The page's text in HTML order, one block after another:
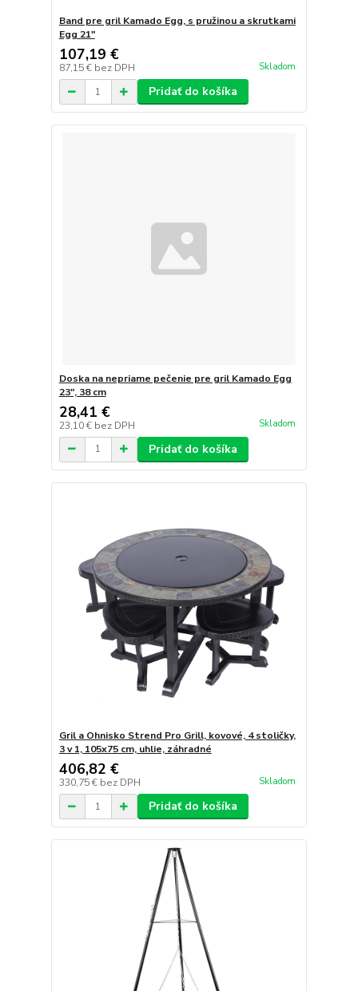
Band pre gril Kamado Egg, s pružinou a skrutkami
Egg 21"
107,19 €
87,15 € bez DPH Skladom
Pridať do košíka
Doska na nepriame pečenie pre gril Kamado Egg
23", 38 cm
28,41 €
23,10 € bez DPH Skladom
Pridať do košíka
Gril a Ohnisko Strend Pro Grill, kovové, 4 stoličky,
3 v 1, 105x75 cm, uhlie, záhradné
406,82 €
330,75 € bez DPH Skladom
Pridať do košíka